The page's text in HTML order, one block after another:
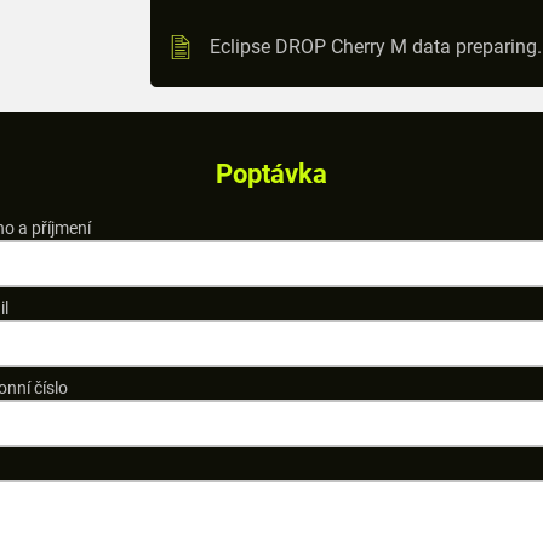
Eclipse DROP Cherry M data
Poptávka
a příjmení
číslo